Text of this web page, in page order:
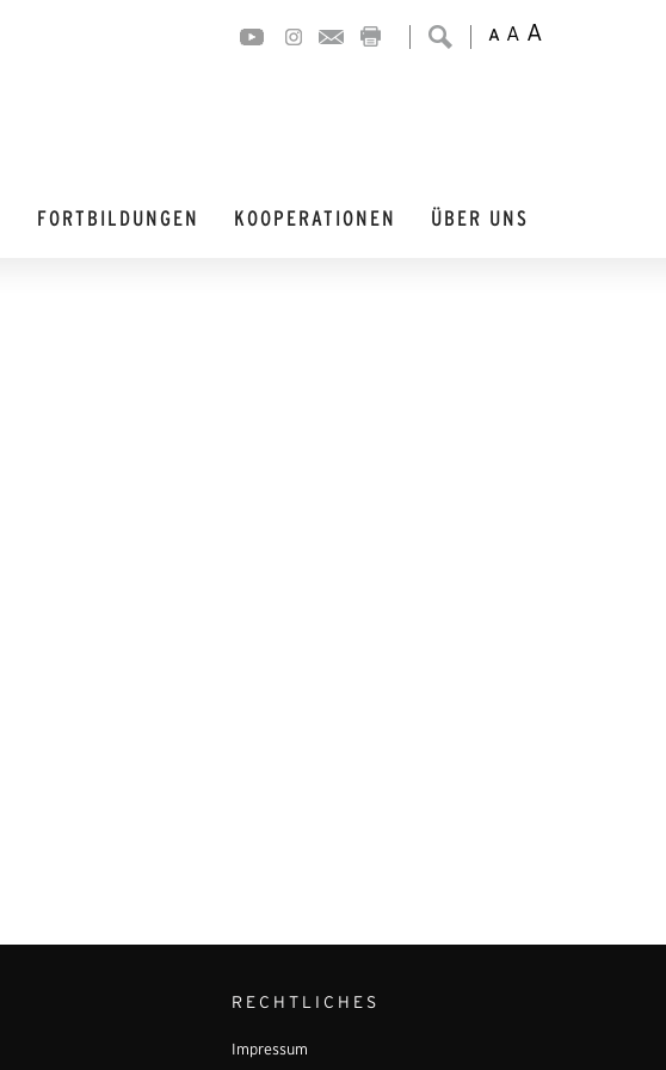
A A A
FORTBILDUNGEN KOOPERATIONEN ÜBER UNS
RECHTLICHES
Impressum